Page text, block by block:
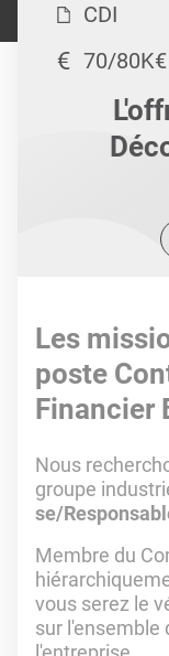
CDI
70/80K€
Les
poste
Financier
Nous
groupe
se/
Membre du
vous serez le
sur l'ensemble